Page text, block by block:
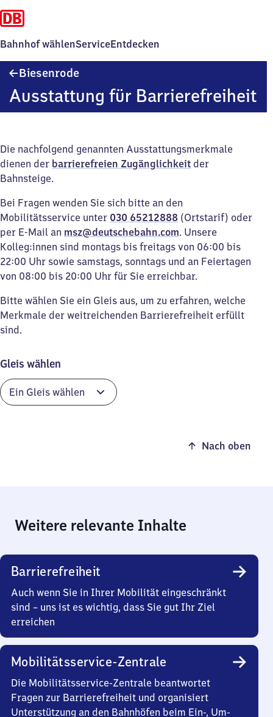
Bahnhof wählenServiceEntdecken
Biesenrode
Ausstattung für Barrierefreiheit
Die nachfolgend genannten Ausstattungsmerkmale
dienen der barrierefreien Zugänglichkeit der
Bahnsteige.
Bei Fragen wenden Sie sich bitte an den
Mobilitätsservice unter 030 65212888 (Ortstarif) oder
per E-Mail an msz@deutschebahn.com. Unsere
Kolleg:innen sind montags bis freitags von 06:00 bis
22:00 Uhr sowie samstags, sonntags und an Feiertagen
von 08:00 bis 20:00 Uhr für Sie erreichbar.
Bitte wählen Sie ein Gleis aus, um zu erfahren, welche
Merkmale der weitreichenden Barrierefreiheit erfüllt
sind.
Gleis wählen
Nach oben
Weitere relevante Inhalte
Barrierefreiheit
Auch wenn Sie in Ihrer Mobilität eingeschränkt
sind – uns ist es wichtig, dass Sie gut Ihr Ziel
erreichen
Mobilitätsservice-Zentrale
Die Mobilitätsservice-Zentrale beantwortet
Fragen zur Barrierefreiheit und organisiert
Unterstützung an den Bahnhöfen beim Ein-, Um-